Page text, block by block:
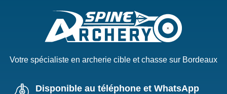
Votre spécialiste en archerie cible et chasse sur Bordeaux
Disponible au téléphone et WhatsApp